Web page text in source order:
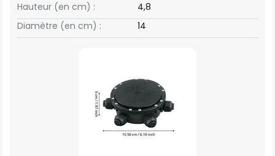
Hauteur (en cm) :
4,8
Diamètre (en cm) :
14